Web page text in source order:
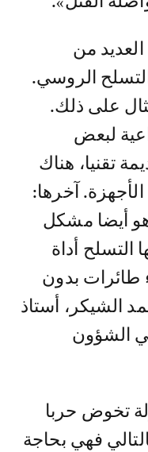
من
التسلح الروسي.
على ذلك.
لبعض
تقنيا، هناك
آخرها:
هو أيضا مشكل
التسلح أداة
طائرات بدون
الشيكر، أستاذ
الشؤون
تخوض حربا
فهي بحاجة